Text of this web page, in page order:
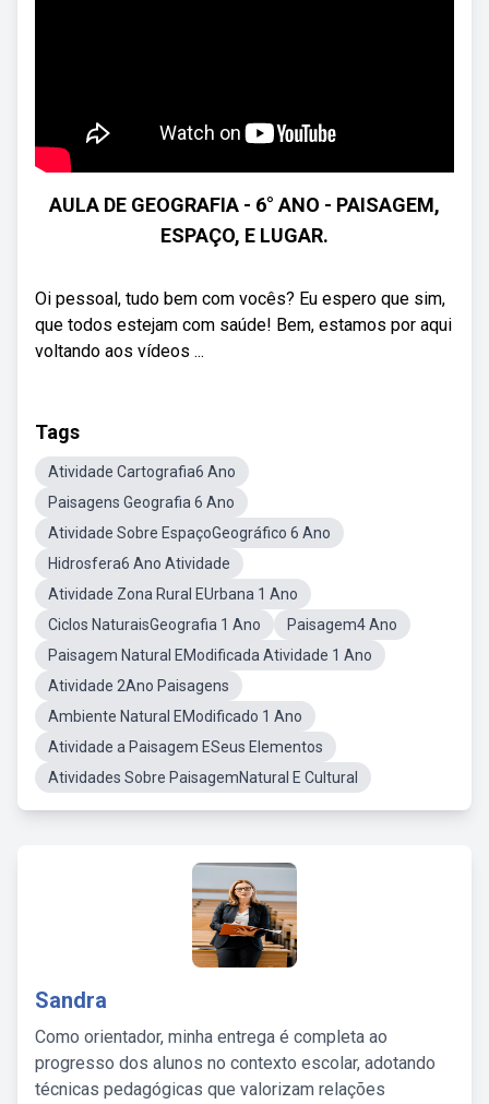
AULA DE GEOGRAFIA - 6° ANO - PAISAGEM,
ESPAÇO, E LUGAR.
Oi pessoal, tudo bem com vocês? Eu espero que sim,
que todos estejam com saúde! Bem, estamos por aqui
voltando aos vídeos ...
Tags
Atividade Cartografia6 Ano
Paisagens Geografia 6 Ano
Atividade Sobre EspaçoGeográfico 6 Ano
Hidrosfera6 Ano Atividade
Atividade Zona Rural EUrbana 1 Ano
Ciclos NaturaisGeografia 1 Ano
Paisagem4 Ano
Paisagem Natural EModificada Atividade 1 Ano
Atividade 2Ano Paisagens
Ambiente Natural EModificado 1 Ano
Atividade a Paisagem ESeus Elementos
Atividades Sobre PaisagemNatural E Cultural
Sandra
Como orientador, minha entrega é completa ao
progresso dos alunos no contexto escolar, adotando
técnicas pedagógicas que valorizam relações